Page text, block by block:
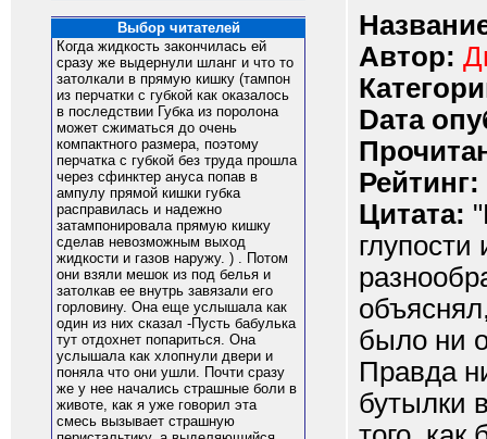
Выбор читателей
Когда жидкость закончилась ей
сразу же выдернули шланг и что то
затолкали в прямую кишку (тампон
из перчатки с губкой как оказалось
в последствии Губка из поролона
может сжиматься до очень
компактного размера, поэтому
перчатка с губкой без труда прошла
через сфинктер ануса попав в
ампулу прямой кишки губка
расправилась и надежно
затампонировала прямую кишку
сделав невозможным выход
жидкости и газов наружу. ) . Потом
они взяли мешок из под белья и
затолкав ее внутрь завязали его
горловину. Она еще услышала как
один из них сказал -Пусть бабулька
тут отдохнет попариться. Она
услышала как хлопнули двери и
поняла что они ушли. Почти сразу
же у нее начались страшные боли в
животе, как я уже говорил эта
смесь вызывает страшную
Автор:
Dата
Рейтинг:
Цитата:
глупости
было ни
Правда
бутылки